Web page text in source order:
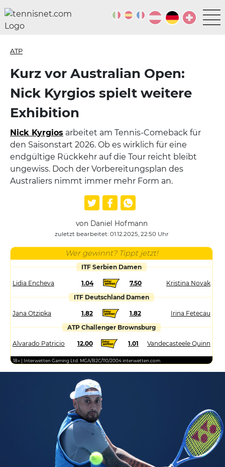
ATP
Kurz vor Australian Open:
Nick Kyrgios spielt weitere
Exhibition
Nick Kyrgios arbeitet am Tennis-Comeback für
den Saisonstart 2026. Ob es wirklich für eine
endgültige Rückkehr auf die Tour reicht bleibt
ungewiss. Doch der Vorbereitungsplan des
Australiers nimmt immer mehr Form an.
von Daniel Hofmann
zuletzt bearbeitet: 01.12.2025, 22:50 Uhr
Wer gewinnt? Tippt jetzt!
ITF Serbien Damen
Lidia Encheva 1.04 7.50
Kristina Novak
ITF Deutschland Damen
Jana Otzipka 1.82 1.82
Irina Fetecau
ATP Challenger Brownsburg
Alvarado Patricio 12.00 1.01 Vandecasteele Quinn
18+ | Interwetten Gaming Ltd. MGA/B2C/110/2004 interwetten.com